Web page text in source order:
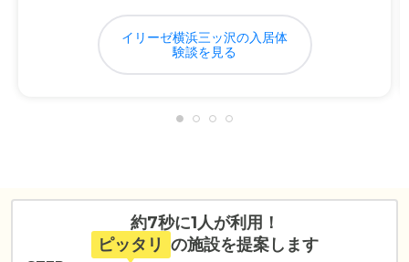
イリーゼ横浜三ッ沢の入居体
験談を見る
約7秒に1人が利用！
ピッタリ の施設を提案します